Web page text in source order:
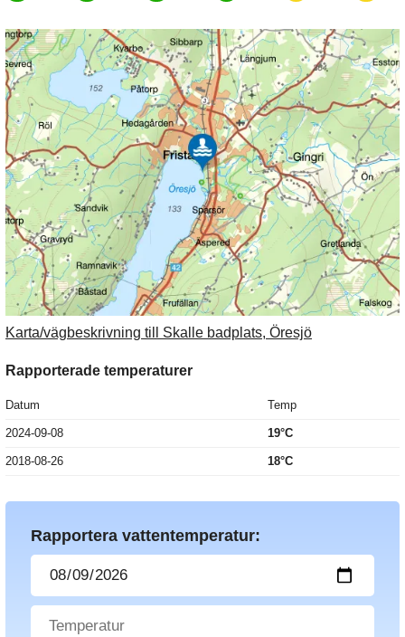
Karta/vägbeskrivning till Skalle badplats, Öresjö
Rapporterade temperaturer
Datum Temp
2024-09-08 19°C
2018-08-26 18°C
Rapportera vattentemperatur: